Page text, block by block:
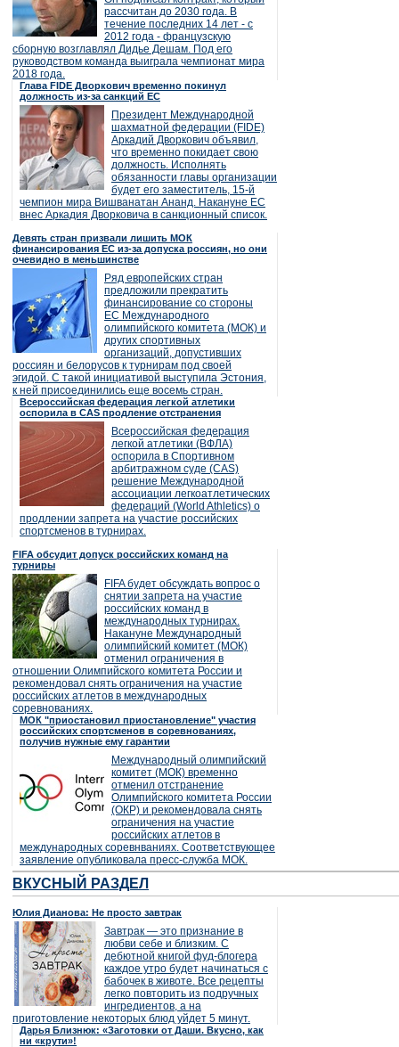
рассчитан до 2030 года. В
течение последних 14 лет - с
2012 года - французскую
сборную возглавлял Дидье Дешам. Под его
руководством команда выиграла чемпионат мира
2018 года.
Глава FIDE Дворкович временно покинул
должность из-за санкций ЕС
Президент Международной
шахматной федерации (FIDE)
Аркадий Дворкович объявил,
что временно покидает свою
должность. Исполнять
обязанности главы организации
будет его заместитель, 15-й
чемпион мира Вишванатан Ананд. Накануне ЕС
внес Аркадия Дворковича в санкционный список.
Девять стран призвали лишить МОК
финансирования ЕС из-за допуска россиян, но они
очевидно в меньшинстве
Ряд европейских стран
предложили прекратить
финансирование со стороны
ЕС Международного
олимпийского комитета (МОК) и
других спортивных
организаций, допустивших
россиян и белорусов к турнирам под своей
эгидой. С такой инициативой выступила Эстония,
к ней присоединились еще восемь стран.
Всероссийская федерация легкой атлетики
оспорила в CAS продление отстранения
Всероссийская федерация
легкой атлетики (ВФЛА)
оспорила в Спортивном
арбитражном суде (CAS)
решение Международной
ассоциации легкоатлетических
федераций (World Athletics) о
продлении запрета на участие российских
спортсменов в турнирах.
FIFA обсудит допуск российских команд на
турниры
FIFA будет обсуждать вопрос о
снятии запрета на участие
российских команд в
международных турнирах.
Накануне Международный
олимпийский комитет (МОК)
отменил ограничения в
отношении Олимпийского комитета России и
рекомендовал снять ограничения на участие
российских атлетов в международных
соревнованиях.
МОК "приостановил приостановление" участия
российских спортсменов в соревнованиях,
получив нужные ему гарантии
Международный олимпийский
комитет (МОК) временно
отменил отстранение
Олимпийского комитета России
(ОКР) и рекомендовала снять
ограничения на участие
российских атлетов в
международных соревнваниях. Соответствующее
заявление опубликовала пресс-служба МОК.
ВКУСНЫЙ РАЗДЕЛ
Юлия Дианова: Не просто завтрак
Завтрак — это признание в
любви себе и близким. С
дебютной книгой фуд-блогера
каждое утро будет начинаться с
бабочек в животе. Все рецепты
легко повторить из подручных
ингредиентов, а на
приготовление некоторых блюд уйдет 5 минут.
Дарья Близнюк: «Заготовки от Даши. Вкусно, как
ни «крути»!